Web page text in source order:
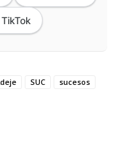
TikTok
SUC sucesos